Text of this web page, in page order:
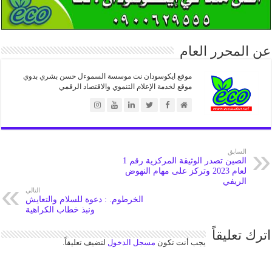
عن المحرر العام
موقع ايكوسودان نت موسسة السموءل حسن بشري بدوي
موقع لخدمة الإعلام التنموي والاقتصاد الرقمي
السابق
الصين تصدر الوثيقة المركزية رقم 1
لعام 2023 وتركز على مهام النهوض
الريفي
التالي
الخرطوم. : دعوة للسلام والتعايش
ونبذ خطاب الكراهية
اترك تعليقاً يجب أنت تكون مسجل الدخول لتضيف تعليقاً.